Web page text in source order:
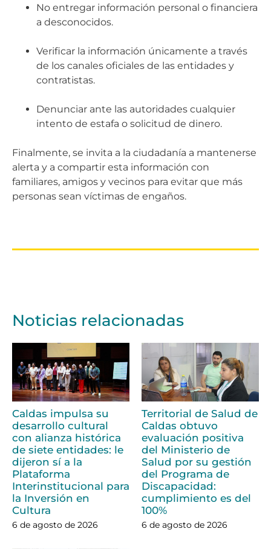
No entregar información personal o financiera
a desconocidos.
Verificar la información únicamente a través
de los canales oficiales de las entidades y
contratistas.
Denunciar ante las autoridades cualquier
intento de estafa o solicitud de dinero.
Finalmente, se invita a la ciudadanía a mantenerse
alerta y a compartir esta información con
familiares, amigos y vecinos para evitar que más
personas sean víctimas de engaños.
Noticias relacionadas
Caldas impulsa su
desarrollo cultural
con alianza histórica
de siete entidades: le
dijeron sí a la
Plataforma
Interinstitucional para
la Inversión en
Cultura
6 de agosto de 2026
Territorial de Salud de
Caldas obtuvo
evaluación positiva
del Ministerio de
Salud por su gestión
del Programa de
Discapacidad:
cumplimiento es del
100%
6 de agosto de 2026